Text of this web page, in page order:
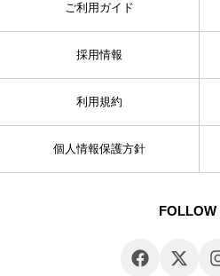
ご利用ガイド
採用情報
利用規約
個人情報保護方針
FOLLOW